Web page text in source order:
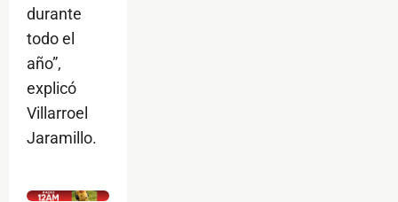
durante
todo el
año”,
explicó
Villarroel
Jaramillo.